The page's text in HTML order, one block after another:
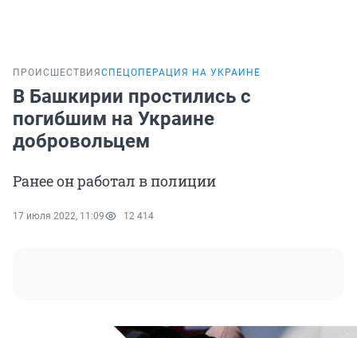
ПРОИСШЕСТВИЯ СПЕЦОПЕРАЦИЯ НА УКРАИНЕ
В Башкирии простились с
погибшим на Украине
добровольцем
Ранее он работал в полиции
17 июля 2022, 11:09 12 414